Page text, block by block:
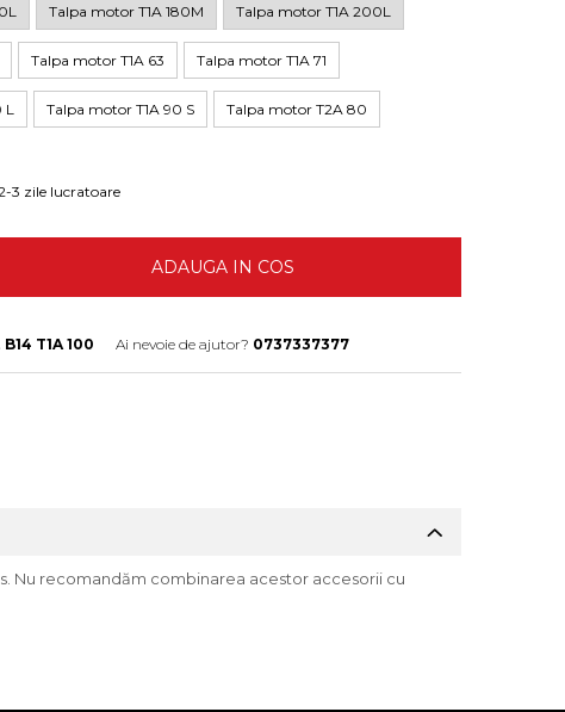
Talpa motor T1A 180M Talpa motor T1A 200L
Talpa motor T1A 63 Talpa motor T1A 71
L Talpa motor T1A 90 S Talpa motor T2A 80
3 zile lucratoare
ADAUGA IN COS
T1A 100 Ai nevoie de ajutor? 0737337377
Nu recomandăm combinarea acestor accesorii cu